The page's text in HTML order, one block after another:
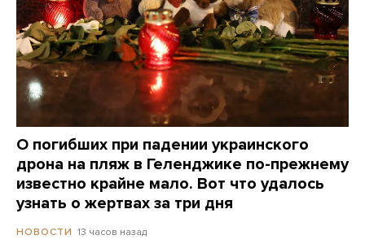
О погибших при падении украинского
дрона на пляж в Геленджике по-прежнему
известно крайне мало. Вот что удалось
узнать о жертвах за три дня
НОВОСТИ 13 часов назад